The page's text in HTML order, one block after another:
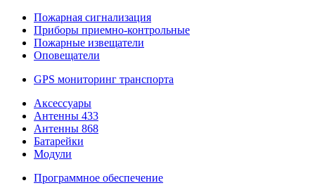
Пожарная сигнализация
Приборы приемно-контрольные
Пожарные извещатели
Оповещатели
GPS мониторинг транспорта
Аксессуары
Антенны 433
Антенны 868
Батарейки
Модули
Программное обеспечение